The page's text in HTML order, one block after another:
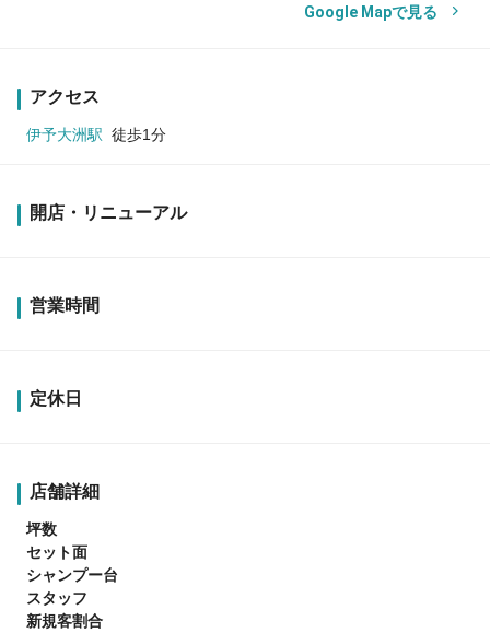
Google Mapで見る
アクセス
伊予大洲駅 徒歩1分
開店・リニューアル
営業時間
定休日
店舗詳細
坪数
セット面
シャンプー台
スタッフ
新規客割合